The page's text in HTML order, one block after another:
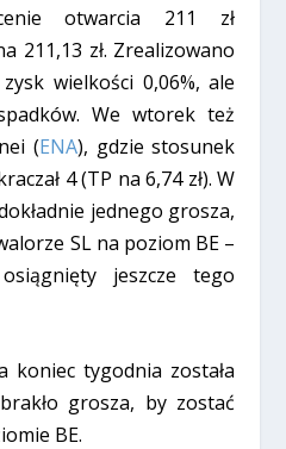
otwarcia 211 zł
211,13 zł. Zrealizowano
wielkości 0,06%, ale
We wtorek też
(ENA), gdzie stosunek
4 (TP na 6,74 zł). W
jednego grosza,
SL na poziom BE –
jeszcze tego
koniec tygodnia została
grosza, by zostać
BE.